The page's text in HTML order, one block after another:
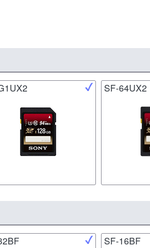
SF-64UX2
SF-16BF